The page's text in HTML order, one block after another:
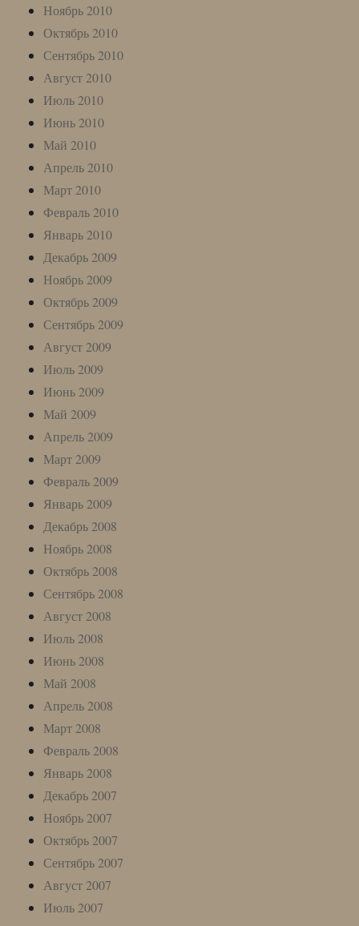
Ноябрь 2010
Октябрь 2010
Сентябрь 2010
Август 2010
Июль 2010
Июнь 2010
Май 2010
Апрель 2010
Март 2010
Февраль 2010
Январь 2010
Декабрь 2009
Ноябрь 2009
Октябрь 2009
Сентябрь 2009
Август 2009
Июль 2009
Июнь 2009
Май 2009
Апрель 2009
Март 2009
Февраль 2009
Январь 2009
Декабрь 2008
Ноябрь 2008
Октябрь 2008
Сентябрь 2008
Август 2008
Июль 2008
Июнь 2008
Май 2008
Апрель 2008
Март 2008
Февраль 2008
Январь 2008
Декабрь 2007
Ноябрь 2007
Октябрь 2007
Сентябрь 2007
Август 2007
Июль 2007